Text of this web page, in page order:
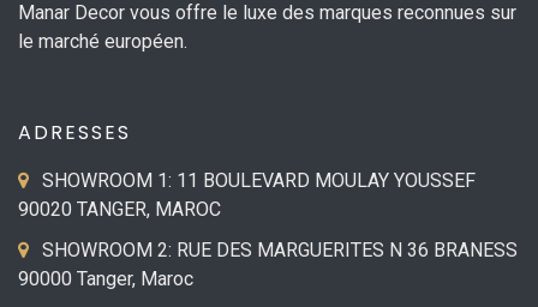
Manar Decor vous offre le luxe des marques reconnues sur
le marché européen.
ADRESSES
SHOWROOM 1: 11 BOULEVARD MOULAY YOUSSEF
90020 TANGER, MAROC
SHOWROOM 2: RUE DES MARGUERITES N 36 BRANESS
90000 Tanger, Maroc